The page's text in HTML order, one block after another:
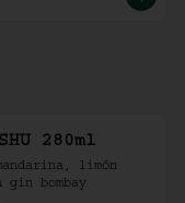
UNSHU 280ml
limón
gin bombay